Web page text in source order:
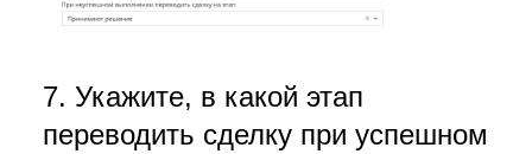
7. Укажите, в какой этап
переводить сделку при успешном